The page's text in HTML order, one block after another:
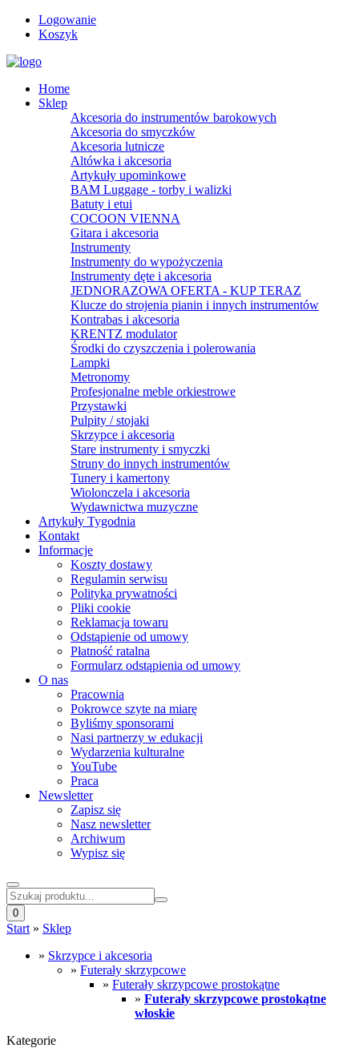
Logowanie
Koszyk
Home
Sklep
Akcesoria do instrumentów barokowych
Akcesoria do smyczków
Akcesoria lutnicze
Altówka i akcesoria
Artykuły upominkowe
BAM Luggage - torby i walizki
Batuty i etui
COCOON VIENNA
Gitara i akcesoria
Instrumenty
Instrumenty do wypożyczenia
Instrumenty dęte i akcesoria
JEDNORAZOWA OFERTA - KUP TERAZ
Klucze do strojenia pianin i innych instrumentów
Kontrabas i akcesoria
KRENTZ modulator
Środki do czyszczenia i polerowania
Lampki
Metronomy
Profesjonalne meble orkiestrowe
Przystawki
Pulpity / stojaki
Skrzypce i akcesoria
Stare instrumenty i smyczki
Struny do innych instrumentów
Tunery i kamertony
Wiolonczela i akcesoria
Wydawnictwa muzyczne
Artykuły Tygodnia
Kontakt
Informacje
Koszty dostawy
Regulamin serwisu
Polityka prywatności
Pliki cookie
Reklamacja towaru
Odstąpienie od umowy
Płatność ratalna
Formularz odstąpienia od umowy
O nas
Pracownia
Pokrowce szyte na miarę
Byliśmy sponsorami
Nasi partnerzy w edukacji
Wydarzenia kulturalne
YouTube
Praca
Newsletter
Zapisz się
Nasz newsletter
Archiwum
Wypisz się
0
Start » Sklep
» Skrzypce i akcesoria
» Futerały skrzypcowe
» Futerały skrzypcowe prostokątne
» Futerały skrzypcowe prostokątne
włoskie
Kategorie